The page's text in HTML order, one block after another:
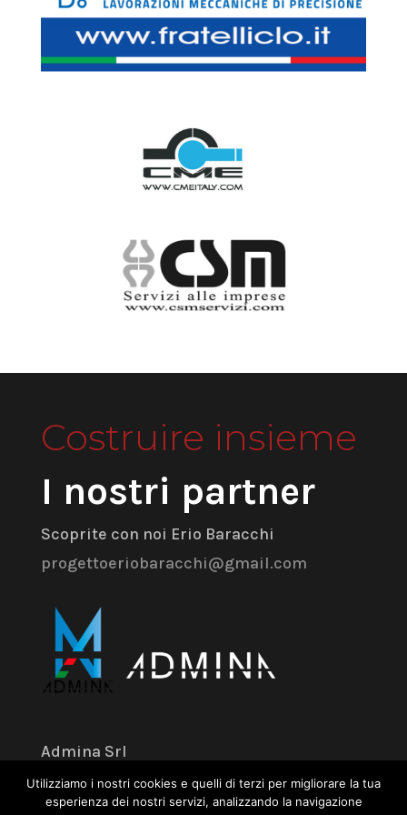
Costruire insieme
I nostri partner
Scoprite con noi Erio Baracchi
progettoeriobaracchi@gmail.com
Admina Srl
Via dell’Industria 18 – 41043 Formigine
Utilizziamo i nostri cookies e quelli di terzi per migliorare la tua
esperienza dei nostri servizi, analizzando la navigazione